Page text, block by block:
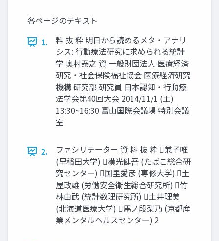
各ページのテキスト
1.
料 抜 粋 明日から読めるメタ・アナリ
シス: ⾏動療法研究に求められる統計
学 奥村泰之 資 一般財団法人 医療経済
研究・社会保険福祉協会 医療経済研究
機構 研究部 研究員 日本認知・⾏動療
法学会第40回大会 2014/11/1 (土)
13:30~16:30 富山国際会議場 特別会議
室
2.
ファシリテーター 資 料 抜 粋 兼子唯
(早稲田大学) 横光健吾 (たばこ総合研
究センター) 国⾥愛彦 (専修大学) 土
屋政雄 (労働安全衛生総合研究所) ⽵
林由武 (統計数理研究所) 土井理美
(北海道医療大学) 馬ノ段梨乃 (京都産
業メンタルヘルスセンター) 2